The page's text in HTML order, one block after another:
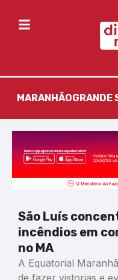
MARANHÃOGRANDE
São Luís
incêndios em
no MA
A Equatorial
de fazer vistorias e